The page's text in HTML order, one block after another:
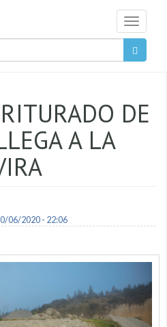
Toggle
DE
A LA
06/2020 - 22:06